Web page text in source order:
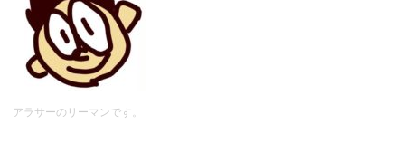
アラサーのリーマンです。